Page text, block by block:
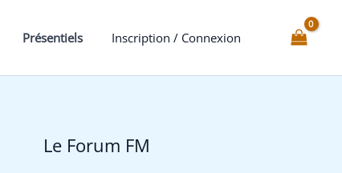
Présentiels Inscription / Connexion
Le Forum FM
Athirsata
Expliqué